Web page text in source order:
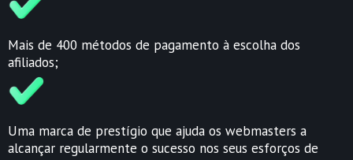
Mais de 400 métodos de pagamento à escolha dos
afiliados;
Uma marca de prestígio que ajuda os webmasters a
alcançar regularmente o sucesso nos seus esforços de